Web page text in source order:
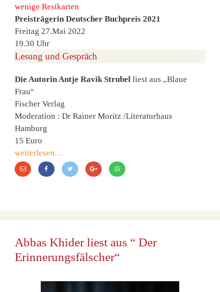
wenige Restkarten
Preisträgerin Deutscher Buchpreis 2021
Freitag 27.Mai 2022
19.30 Uhr
Lesung und Gespräch
Die Autorin Antje Ravik Strubel liest aus „Blaue
Frau“
Fischer Verlag
Moderation : Dr Rainer Moritz /Literaturhaus
Hamburg
15 Euro
weiterlesen…
Abbas Khider liest aus “ Der
Erinnerungsfälscher“